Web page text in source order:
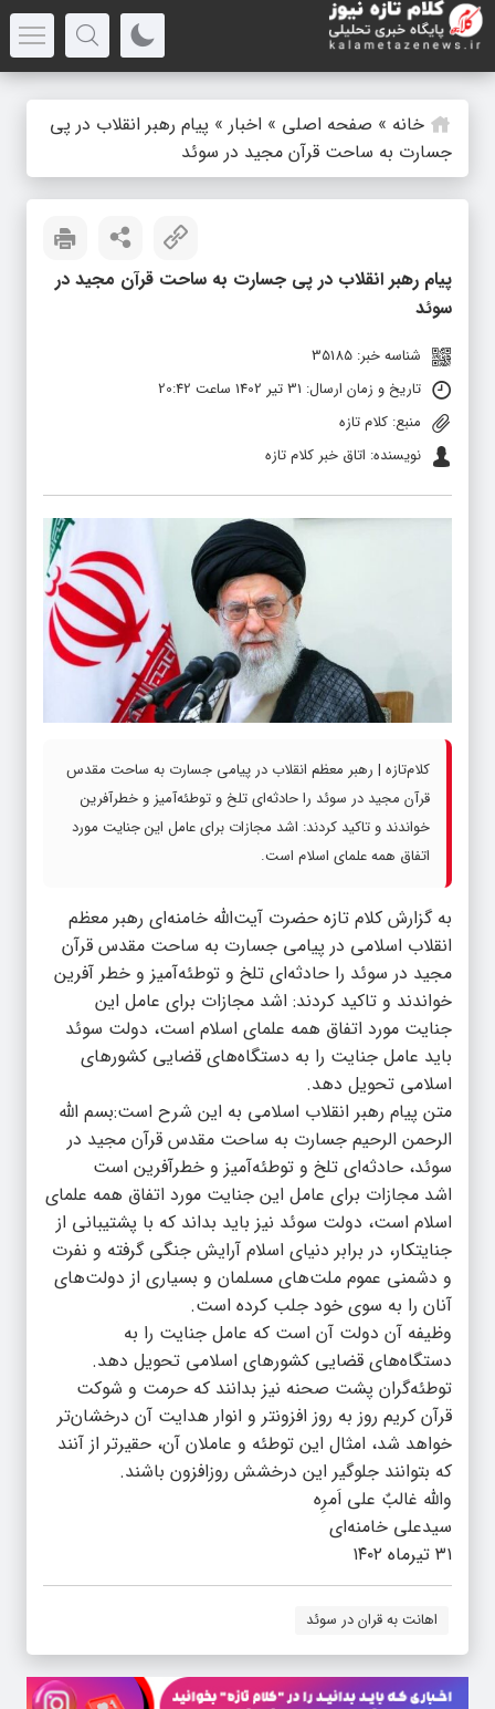
خانه » صفحه اصلی » اخبار » پیام رهبر انقلاب در پی
جسارت به ساحت قرآن مجید در سوئد
پیام رهبر انقلاب در پی جسارت به ساحت قرآن مجید در
سوئد
شناسه خبر: 35185
تاریخ و زمان ارسال: 31 تیر 1402 ساعت 20:42
منبع: کلام تازه
نویسنده: اتاق خبر کلام تازه
کلام‌تازه | رهبر معظم انقلاب در پیامی جسارت به ساحت مقدس
قرآن مجید در سوئد را حادثه‌ای تلخ و توطئه‌آمیز و خطرآفرین
خواندند و تاکید کردند: اشد مجازات برای عامل این جنایت مورد
اتفاق همه علمای اسلام است.
به گزارش کلام تازه حضرت آیت‌الله‌ خامنه‌ای رهبر معظم
انقلاب اسلامی در پیامی جسارت به ساحت مقدس قرآن
مجید در سوئد را حادثه‌ای تلخ و توطئه‌آمیز و خطر آفرین
خواندند و تاکید کردند: اشد مجازات برای عامل این
جنایت مورد اتفاق همه علمای اسلام است، دولت سوئد
باید عامل جنایت را به دستگاه‌های قضایی کشورهای
اسلامی تحویل دهد.
متن پیام رهبر انقلاب اسلامی به این شرح است:بسم الله
الرحمن الرحیم جسارت به ساحت مقدس قرآن مجید در
سوئد، حادثه‌ای تلخ و توطئه‌آمیز و خطرآفرین است
اشد مجازات برای عامل این جنایت مورد اتفاق همه علمای
اسلام است، دولت سوئد نیز باید بداند که با پشتیبانی از
جنایتکار، در برابر دنیای اسلام آرایش جنگی گرفته و نفرت
و دشمنی عموم ملت‌های مسلمان و بسیاری از دولت‌های
آنان را به سوی خود جلب کرده است.
وظیفه آن دولت آن است که عامل جنایت را به
دستگاه‌های قضایی کشورهای اسلامی تحویل دهد.
توطئه‌گران پشت صحنه نیز بدانند که حرمت و شوکت
قرآن کریم روز به روز افزونتر و انوار هدایت آن درخشان‌تر
خواهد شد، امثال این توطئه و عاملان آن، حقیرتر از آنند
که بتوانند جلوگیر این درخشش روزافزون باشند.
والله غالبٌ علی اَمرِه
سیدعلی خامنه‌ای
۳۱ تیرماه ۱۴۰۲
اهانت به قران در سوئد